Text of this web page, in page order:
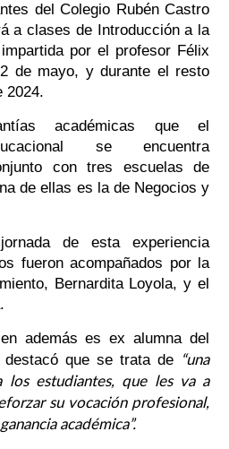
del Colegio Rubén Castro
a clases de Introducción a la
por el profesor Félix
de mayo, y durante el resto
2024.
académicas que el
se encuentra
con tres escuelas de
de ellas es la de Negocios y
de esta experiencia
fueron acompañados por la
Bernardita Loyola, y el
además es ex alumna del
destacó que se trata de “una
los estudiantes, que les va a
su vocación profesional,
académica”.